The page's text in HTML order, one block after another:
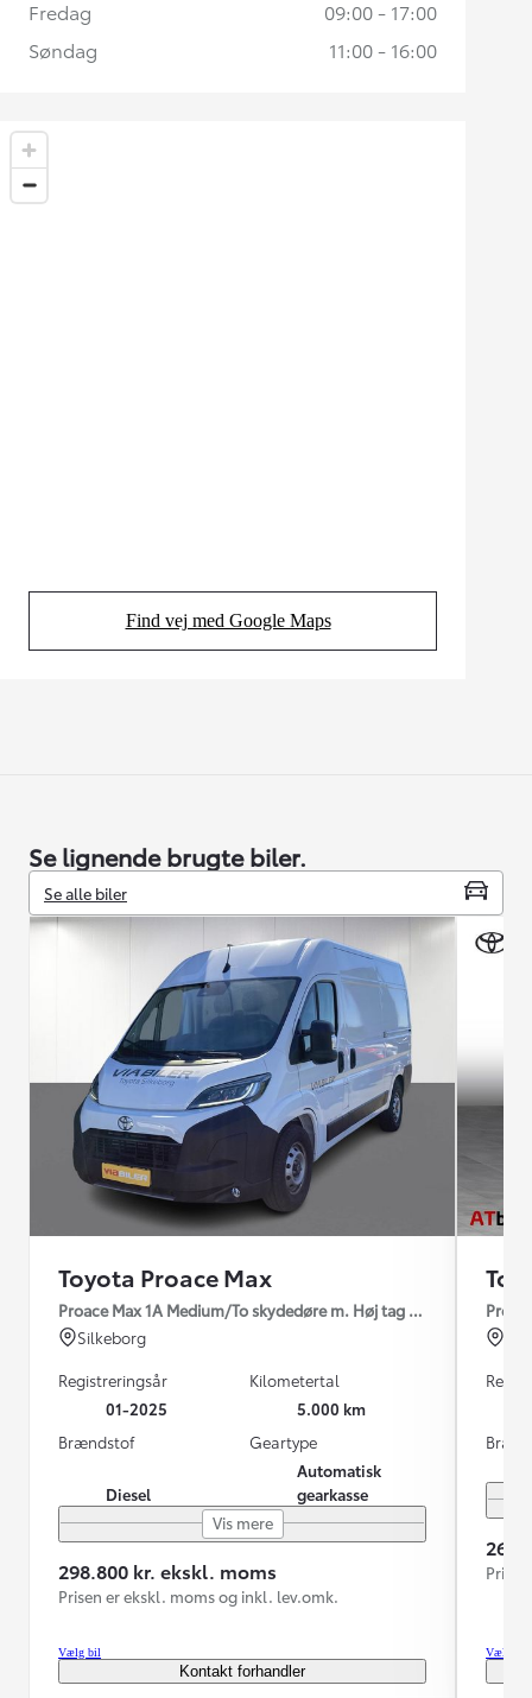
Find vej med Google Maps
(Opens in new tab)
Fredag
09:00 - 17:00
Søndag
11:00 - 16:00
Se lignende brugte biler.
Se alle biler
Toyota Proace Max
Proace Max 1A Medium/To skydedøre m. Høj tag 2.2 diesel
Silkeborg
Registreringsår
01-2025
Kilometertal
5.000 km
Brændstof
Diesel
Geartype
Automatisk
gearkasse
Vis mere
298.800 kr. ekskl. moms
Prisen er ekskl. moms og inkl. lev.omk.
Vælg bil
Kontakt forhandler
Vælg bil